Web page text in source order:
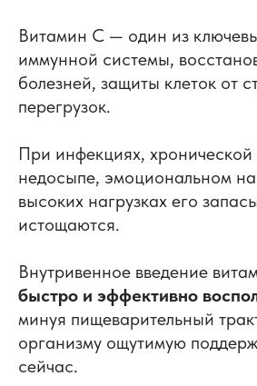
Витамин C — один из
иммунной системы,
болезней, защиты клеток от
перегрузок.
При инфекциях, хронической
недосыпе, эмоциональном
высоких нагрузках его
истощаются.
Внутривенное введение
быстро и эффективно
минуя пищеварительный
организму ощутимую
сейчас.